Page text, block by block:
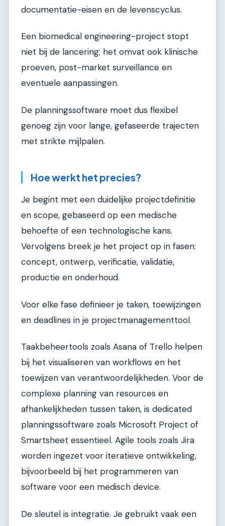
documentatie-eisen en de levenscyclus.
Een biomedical engineering-project stopt
niet bij de lancering; het omvat ook klinische
proeven, post-market surveillance en
eventuele aanpassingen.
De planningssoftware moet dus flexibel
genoeg zijn voor lange, gefaseerde trajecten
met strikte mijlpalen.
Hoe werkt het precies?
Je begint met een duidelijke projectdefinitie
en scope, gebaseerd op een medische
behoefte of een technologische kans.
Vervolgens breek je het project op in fasen:
concept, ontwerp, verificatie, validatie,
productie en onderhoud.
Voor elke fase definieer je taken, toewijzingen
en deadlines in je projectmanagementtool.
Taakbeheertools zoals Asana of Trello helpen
bij het visualiseren van workflows en het
toewijzen van verantwoordelijkheden. Voor de
complexe planning van resources en
afhankelijkheden tussen taken, is dedicated
planningssoftware zoals Microsoft Project of
Smartsheet essentieel. Agile tools zoals Jira
worden ingezet voor iteratieve ontwikkeling,
bijvoorbeeld bij het programmeren van
software voor een medisch device.
De sleutel is integratie. Je gebruikt vaak een